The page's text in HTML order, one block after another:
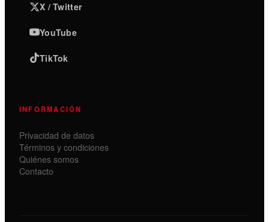
X / Twitter
YouTube
TikTok
INFORMACIÓN
Privacidad de datos
Términos y condiciones
Quiénes somos
Contacto